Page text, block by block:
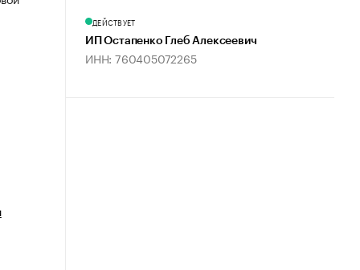
ДЕЙСТВУЕТ
ИП Остапенко Глеб Алексеевич
ИНН: 760405072265